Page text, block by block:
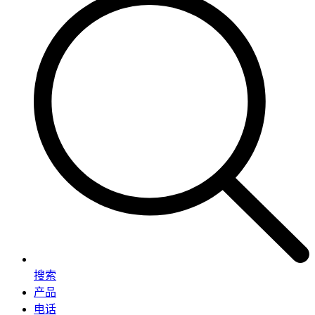
搜索
产品
电话